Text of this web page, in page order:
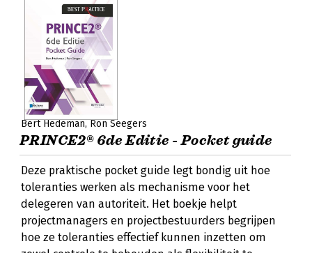
Bert Hedeman Ron Seegers
PRINCE2® 6de Editie - Pocket guide
Deze praktische pocket guide legt bondig uit hoe
toleranties werken als mechanisme voor het
delegeren van autoriteit. Het boekje helpt
projectmanagers en projectbestuurders begrijpen
hoe ze toleranties effectief kunnen inzetten om